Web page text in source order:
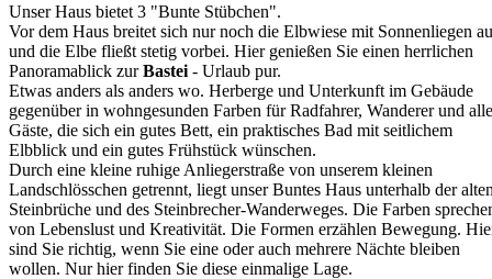
Unser Haus bietet 3 "Bunte Stübchen".
Vor dem Haus breitet sich nur noch die Elbwiese mit Sonnenliegen
und die Elbe fließt stetig vorbei. Hier genießen Sie einen herrlichen
Panoramablick zurBastei - Urlaub pur.
Etwas anders als anders wo. Herberge und Unterkunft im Gebäude
gegenüber in wohngesunden Farben für Radfahrer, Wanderer und alle
Gäste, die sich ein gutes Bett, ein praktisches Bad mit seitlichem
Elbblick und ein gutes Frühstück wünschen.
Durch eine kleine ruhige Anliegerstraße von unserem kleinen
Landschlösschen getrennt, liegt unser Buntes Haus unterhalb der
Steinbrüche und des Steinbrecher-Wanderweges. Die Farben
von Lebenslust und Kreativität. Die Formen erzählen Bewegung.
sind Sie richtig, wenn Sie eine oder auch mehrere Nächte bleiben
wollen. Nur hier finden Sie diese einmalige Lage.